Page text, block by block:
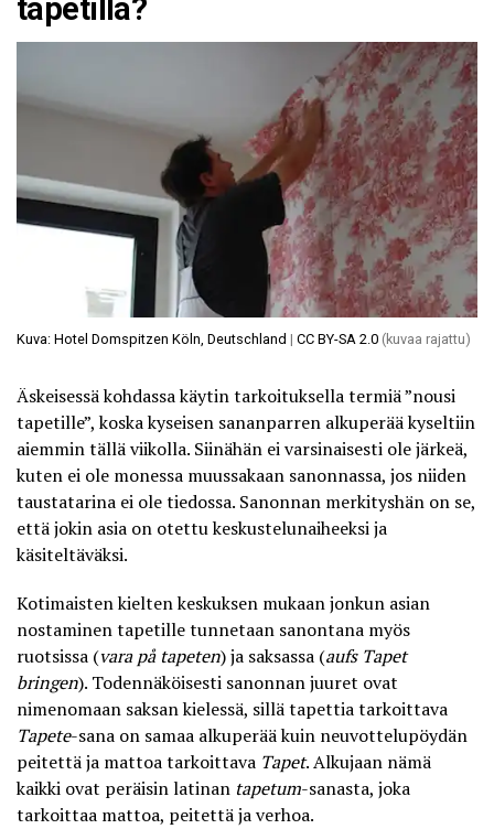
tapetilla?
Kuva: Hotel Domspitzen Köln, Deutschland | CC BY-SA 2.0 (kuvaa rajattu)
Äskeisessä kohdassa käytin tarkoituksella termiä ”nousi
tapetille”, koska kyseisen sananparren alkuperää kyseltiin
aiemmin tällä viikolla. Siinähän ei varsinaisesti ole järkeä,
kuten ei ole monessa muussakaan sanonnassa, jos niiden
taustatarina ei ole tiedossa. Sanonnan merkityshän on se,
että jokin asia on otettu keskustelunaiheeksi ja
käsiteltäväksi.
Kotimaisten kielten keskuksen mukaan jonkun asian
nostaminen tapetilletunnetaan sanontana myös
ruotsissa (vara på tapeten) ja saksassa (aufs Tapet
bringen). Todennäköisesti sanonnan juuret ovat
nimenomaan saksan kielessä, sillä tapettia tarkoittava
Tapete-sana on samaa alkuperää kuin neuvottelupöydän
peitettä ja mattoa tarkoittava Tapet. Alkujaan nämä
kaikki ovat peräisin latinan tapetum-sanasta, joka
tarkoittaa mattoa, peitettä ja verhoa.